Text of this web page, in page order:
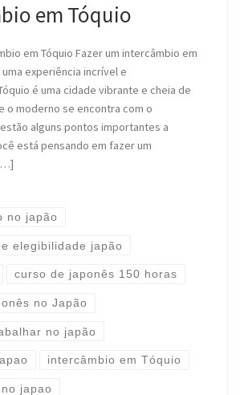
em Tóquio
em Tóquio Fazer um intercâmbio em
experiência incrível e
é uma cidade vibrante e cheia de
o moderno se encontra com o
alguns pontos importantes a
está pensando em fazer um
no japão
elegibilidade japão
curso de japonês 150 horas
no Japão
no japão
intercâmbio em Tóquio
japao